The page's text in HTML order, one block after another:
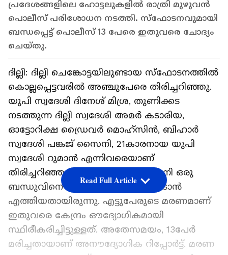
പ്രദേശങ്ങളിലെ ഹോട്ടലുകളിൽ രാത്രി മുഴുവൻ
പൊലീസ് പരിശോധന നടത്തി. സ്ഫോടനവുമായി
ബന്ധപ്പെട്ട് പൊലീസ് 13 പേരെ ഇതുവരെ ചോദ്യം
ചെയ്തു.
ദില്ലി: ദില്ലി ചെങ്കോട്ടയിലുണ്ടായ സ്ഫോടനത്തിൽ
കൊല്ലപ്പെട്ടവരിൽ അഞ്ചുപേരെ തിരിച്ചറിഞ്ഞു.
യുപി സ്വദേശി ദിനേശ് മിശ്ര, തുണിക്കട
നടത്തുന്ന ദില്ലി സ്വദേശി അമർ കടാരിയ,
ഓട്ടോറിക്ഷ ഡ്രൈവര്‍ മൊഹ്സിൻ, ബിഹാർ
സ്വദേശി പങ്കജ് സൈനി, 21കാരനായ യുപി
സ്വദേശി റുമാൻ എന്നിവരെയാണ്
തിരിച്ചറിഞ്ഞത്. 22 കാരനായ സൈനി ഒരു
ബന്ധുവിനെ മെട്രോ സ്റ്റേഷനിൽ വിടാൻ
എത്തിയതായിരുന്നു. എട്ടുപേരുടെ മരണമാണ്
ഇതുവരെ കേന്ദ്രം ഔദ്യോഗികമായി
സ്ഥിരീകരിച്ചിട്ടുള്ളത്. അതേസമയം, 13പേര്‍
മരിച്ചതായാണ് അനൗദ്യോഗിക റിപ്പോര്‍ട്ട്. മരണ
Read Full Article